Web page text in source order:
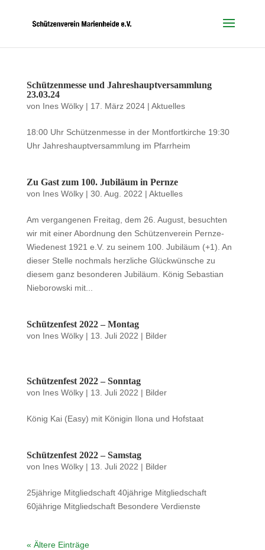
Schützenmesse und Jahreshauptversammlung
23.03.24
von Ines Wölky| 17. März 2024| Aktuelles
18:00 Uhr Schützenmesse in der Montfortkirche 19:30
Uhr Jahreshauptversammlung im Pfarrheim
Zu Gast zum 100. Jubiläum in Pernze
von Ines Wölky| 30. Aug. 2022 | Aktuelles
Am vergangenen Freitag, dem 26. August, besuchten
wir mit einer Abordnung den Schützenverein Pernze-
Wiedenest 1921 e.V. zu seinem 100. Jubiläum (+1). An
dieser Stelle nochmals herzliche Glückwünsche zu
diesem ganz besonderen Jubiläum. König Sebastian
Nieborowski mit...
Schützenfest 2022 – Montag
von Ines Wölky| 13. Juli 2022 | Bilder
Schützenfest 2022 – Sonntag
von Ines Wölky| 13. Juli 2022 | Bilder
König Kai (Easy) mit Königin Ilona und Hofstaat
Schützenfest 2022 – Samstag
von Ines Wölky| 13. Juli 2022 | Bilder
25jährige Mitgliedschaft 40jährige Mitgliedschaft
60jährige Mitgliedschaft Besondere Verdienste
« Ältere Einträge